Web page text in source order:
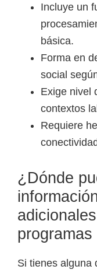
Incluye un
básica.
Forma en
social
Exige nivel
contextos
Requiere
¿Dónde
Si tienes alguna